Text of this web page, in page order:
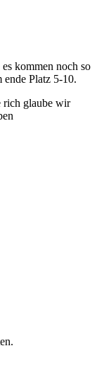
kommen noch so
ende Platz 5-10.
rich glaube wir